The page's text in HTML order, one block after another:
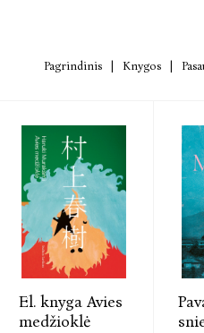
Pagrindinis Knygos
El. knyga Avies
medžioklė